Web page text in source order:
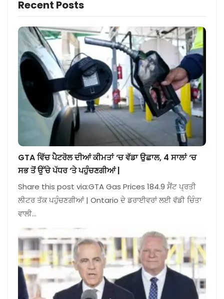
Recent Posts
GTA ਵਿੱਚ ਪੈਟਰੋਲ ਦੀਆਂ ਕੀਮਤਾਂ ‘ਚ ਵੱਡਾ ਉਛਾਲ, 4 ਸਾਲਾਂ ‘ਚ
ਸਭ ਤੋਂ ਉੱਚੇ ਪੱਧਰ ‘ਤੇ ਪਹੁੰਚਣਗੀਆਂ |
Share this post via:GTA Gas Prices 184.9 ਸੈਂਟ ਪ੍ਰਤੀ
ਲੀਟਰ ਤੱਕ ਪਹੁੰਚਣਗੀਆਂ | Ontario ਦੇ ਡਰਾਈਵਰਾਂ ਲਈ ਵੱਡੀ ਚਿੰਤਾ
ਵਾਲੀ…